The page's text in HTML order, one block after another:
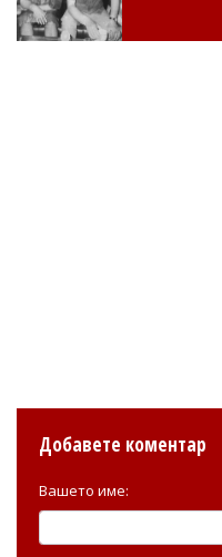
Добавете коментар
Вашето име: